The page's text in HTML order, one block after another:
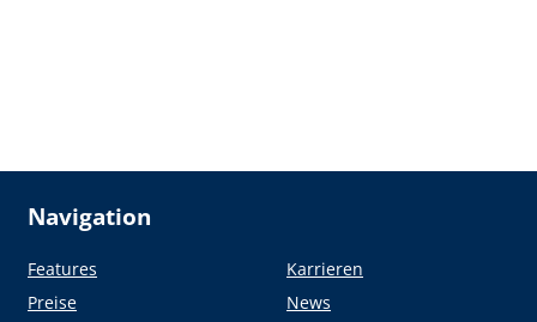
Navigation
Features
Preise
Karrieren
News